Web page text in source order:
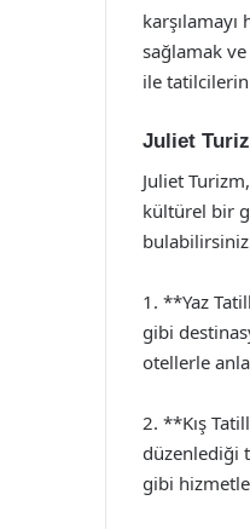
sağlamak
ile
Juliet
Juliet
kültürel bir
1. **Yaz
gibi
otellerle
2. **Kış
düzenlediği
gibi